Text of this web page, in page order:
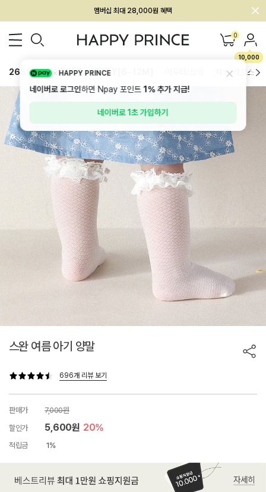
회원전용 아울렛, 가입하면 ~60% 할인!
멤버십 최대 28,000원 혜택 0
10,000
26SS 신상 BEST BABY[6~12M] 하의/레깅스
스완 여름 아기 양말
696개 리뷰 보기
판매가
7,000원
할인가
5,600원 20%
적립금 1%
HAPPY PRINCE
네이버로 로그인하면 Npay 포인트1%추가 지급!
네이버로 1초 가입하기